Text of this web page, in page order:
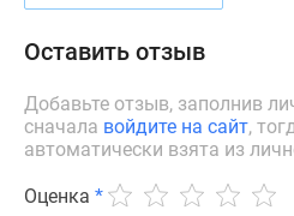
Машино-
Апартаменты
#траншевая
#рассрочка
Оставить отзыв
Добавьте отзыв, заполнив
сначала войдите на сайт,
автоматически взята из
Оценка *